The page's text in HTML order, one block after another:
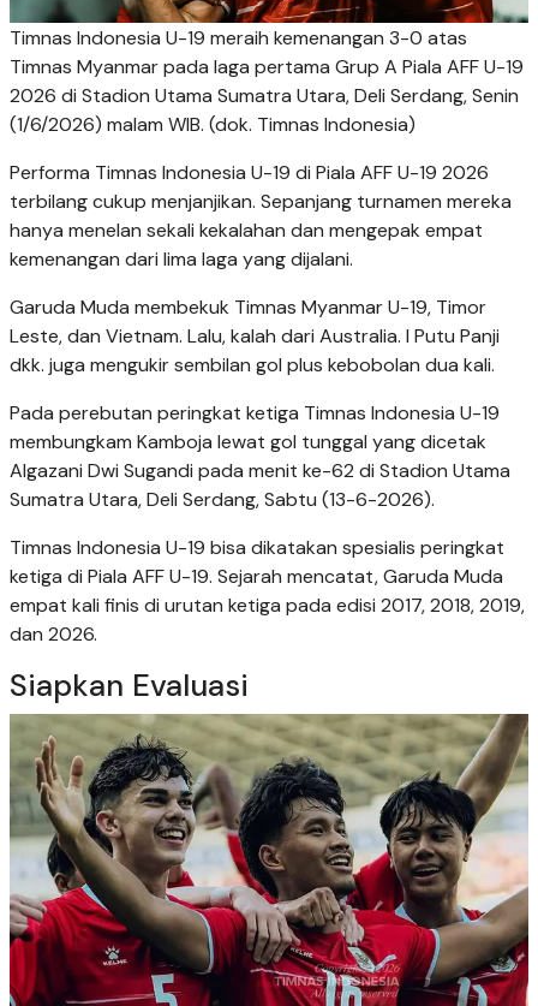
Timnas Indonesia U-19 meraih kemenangan 3-0 atas
Timnas Myanmar pada laga pertama Grup A Piala AFF U-19
2026 di Stadion Utama Sumatra Utara, Deli Serdang, Senin
(1/6/2026) malam WIB. (dok. Timnas Indonesia)
Performa Timnas Indonesia U-19 di Piala AFF U-19 2026
terbilang cukup menjanjikan. Sepanjang turnamen mereka
hanya menelan sekali kekalahan dan mengepak empat
kemenangan dari lima laga yang dijalani.
Garuda Muda membekuk Timnas Myanmar U-19, Timor
Leste, dan Vietnam. Lalu, kalah dari Australia. I Putu Panji
dkk. juga mengukir sembilan gol plus kebobolan dua kali.
Pada perebutan peringkat ketiga Timnas Indonesia U-19
membungkam Kamboja lewat gol tunggal yang dicetak
Algazani Dwi Sugandi pada menit ke-62 di Stadion Utama
Sumatra Utara, Deli Serdang, Sabtu (13-6-2026).
Timnas Indonesia U-19 bisa dikatakan spesialis peringkat
ketiga di Piala AFF U-19. Sejarah mencatat, Garuda Muda
empat kali finis di urutan ketiga pada edisi 2017, 2018, 2019,
dan 2026.
Siapkan Evaluasi